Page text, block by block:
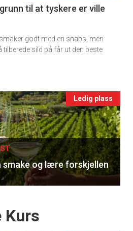
til at tyskere er ville
godt med en snaps, men
sild på får ut den beste
Ledig plass
smake og lære forskjellen
Kurs